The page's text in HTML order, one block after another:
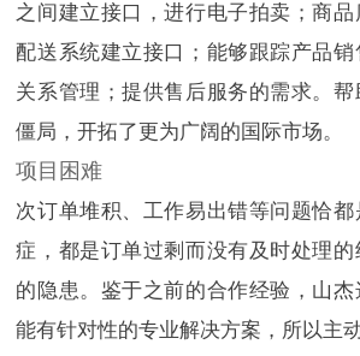
之间建立接口，进行电子拍卖；商
配送系统建立接口；能够跟踪产品
关系管理；提供售后服务的需求。
僵局，开拓了更为广阔的国际市场。
项目困难
次订单堆积、工作易出错等问题恰
症，都是订单过剩而没有及时处理
的隐患。鉴于之前的合作经验，山
能有针对性的专业解决方案，所以主